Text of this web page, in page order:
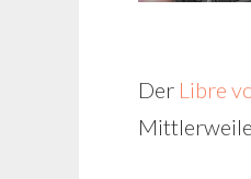
Der Libre